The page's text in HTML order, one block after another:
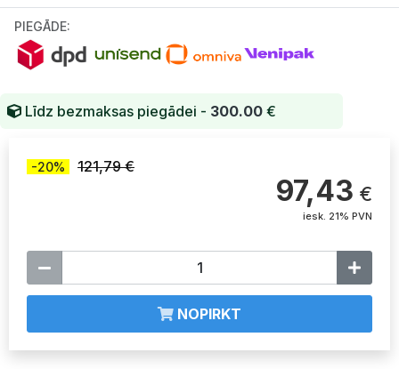
PIEGĀDE:
Līdz bezmaksas piegādei - 300.00 €
-20% 121,79 €
97,43 €
iesk. 21% PVN
NOPIRKT